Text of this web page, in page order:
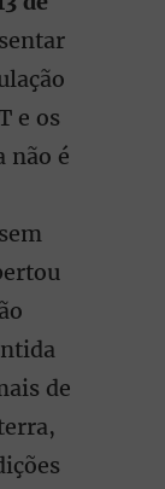
e os
não é
de